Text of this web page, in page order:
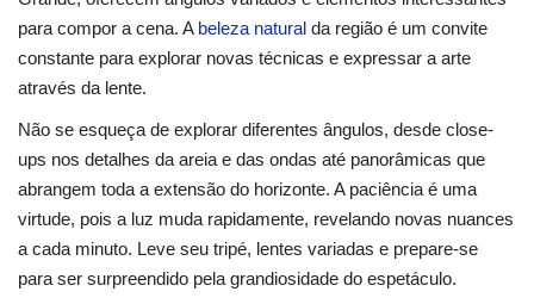
para compor a cena. A beleza natural da região é um convite
constante para explorar novas técnicas e expressar a arte
através da lente.
Não se esqueça de explorar diferentes ângulos, desde close-
ups nos detalhes da areia e das ondas até panorâmicas que
abrangem toda a extensão do horizonte. A paciência é uma
virtude, pois a luz muda rapidamente, revelando novas nuances
a cada minuto. Leve seu tripé, lentes variadas e prepare-se
para ser surpreendido pela grandiosidade do espetáculo.